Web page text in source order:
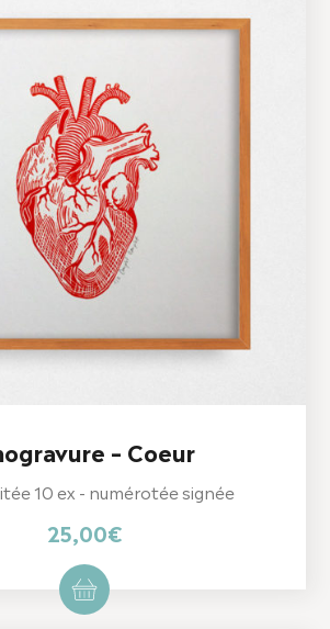
– Coeur
10 ex - numérotée signée
25,00€